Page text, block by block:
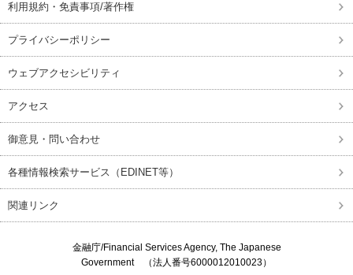
利用規約・免責事項/著作権
プライバシーポリシー
ウェブアクセシビリティ
アクセス
御意見・問い合わせ
各種情報検索サービス（EDINET等）
関連リンク
金融庁/Financial Services Agency, The Japanese
Government（法人番号6000012010023）